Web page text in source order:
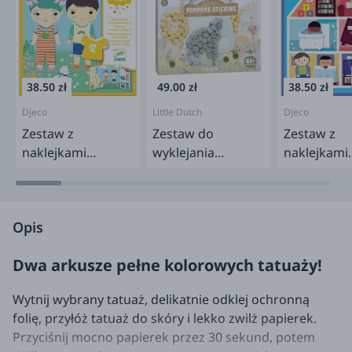
38.50 zł
Djeco
Zestaw z
naklejkami
użytku - UBRANIA
49.00 zł
Little Dutch
Zestaw do
wyklejania
38.50 zł
Djeco
Zestaw z
naklejkami
Opis
Dwa arkusze pełne kolorowych tatuaży!
Wytnij wybrany tatuaż, delikatnie odklej ochronną
folię, przyłóż tatuaż do skóry i lekko zwilż papierek.
Przyciśnij mocno papierek przez 30 sekund, potem